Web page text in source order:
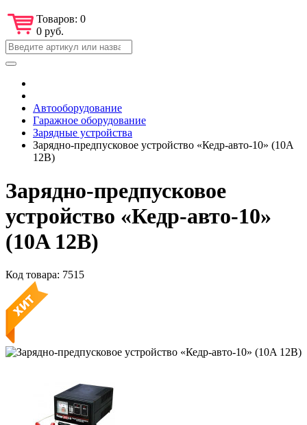
Товаров: 0
0 руб.
Автооборудование
Гаражное оборудование
Зарядные устройства
Зарядно-предпусковое устройство «Кедр-авто-10» (10A
12В)
Зарядно-предпусковое
устройство «Кедр-авто-10»
(10A 12В)
Код товара: 7515